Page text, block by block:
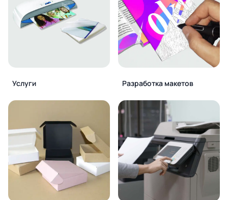
Услуги Разработка макетов